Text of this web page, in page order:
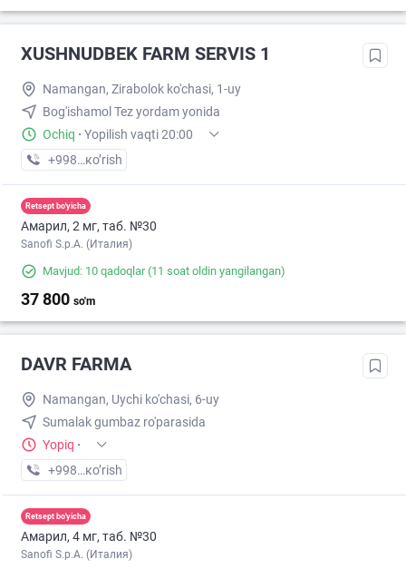
XUSHNUDBEK FARM SERVIS 1
Namangan, Zirabolok ko'chasi, 1-uy
Bog'ishamol Tez yordam yonida
Ochiq · Yopilish vaqti 20:00
+998 (90) XXX-XX-XX
кo’rish
Retsept bo'yicha
Амарил, 2 мг, таб. №30
Sanofi S.p.A. (Италия)
Mavjud: 10 qadoqlar(11 soat oldin yangilangan)
37 800 so'm
DAVR FARMA
Namangan, Uychi ko'chasi, 6-uy
Sumalak gumbaz ro'parasida
Yopiq ·
+998 (99) XXX-XX-XX
кo’rish
Retsept bo'yicha
Амарил, 4 мг, таб. №30
Sanofi S.p.A. (Италия)